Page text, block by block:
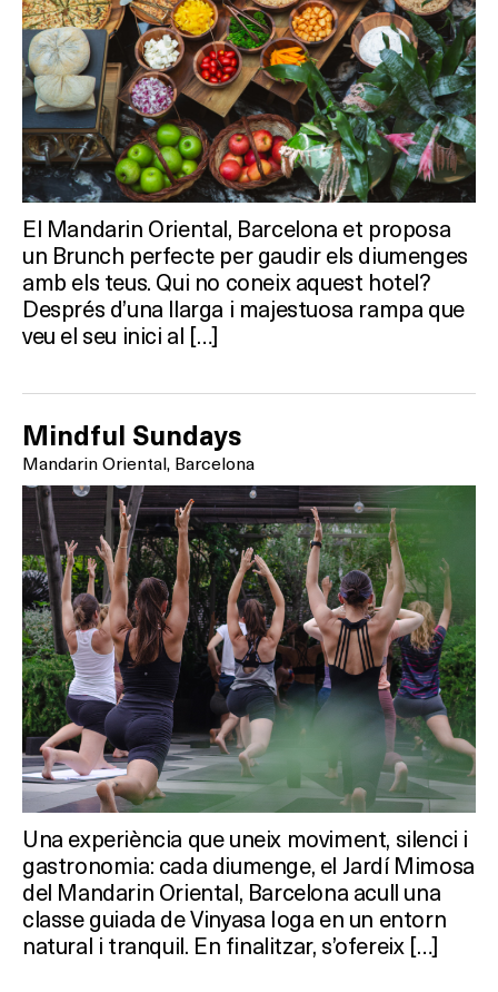
El Mandarin Oriental, Barcelona et proposa
un Brunch perfecte per gaudir els diumenges
amb els teus. Qui no coneix aquest hotel?
Després d’una llarga i majestuosa rampa que
veu el seu inici al […]
Mindful Sundays
Mandarin Oriental, Barcelona
Una experiència que uneix moviment, silenci i
gastronomia: cada diumenge, el Jardí Mimosa
del Mandarin Oriental, Barcelona acull una
classe guiada de Vinyasa Ioga en un entorn
natural i tranquil. En finalitzar, s’ofereix […]